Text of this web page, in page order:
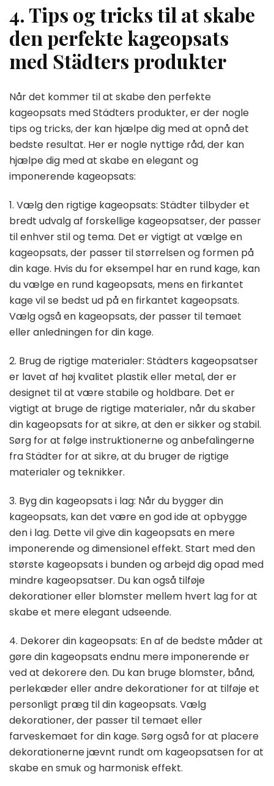
4. Tips og tricks til at skabe
den perfekte kageopsats
med Städters produkter
Når det kommer til at skabe den perfekte
kageopsats med Städters produkter, er der nogle
tips og tricks, der kan hjælpe dig med at opnå det
bedste resultat. Her er nogle nyttige råd, der kan
hjælpe dig med at skabe en elegant og
imponerende kageopsats:
1. Vælg den rigtige kageopsats: Städter tilbyder et
bredt udvalg af forskellige kageopsatser, der passer
til enhver stil og tema. Det er vigtigt at vælge en
kageopsats, der passer til størrelsen og formen på
din kage. Hvis du for eksempel har en rund kage, kan
du vælge en rund kageopsats, mens en firkantet
kage vil se bedst ud på en firkantet kageopsats.
Vælg også en kageopsats, der passer til temaet
eller anledningen for din kage.
2. Brug de rigtige materialer: Städters kageopsatser
er lavet af høj kvalitet plastik eller metal, der er
designet til at være stabile og holdbare. Det er
vigtigt at bruge de rigtige materialer, når du skaber
din kageopsats for at sikre, at den er sikker og stabil.
Sørg for at følge instruktionerne og anbefalingerne
fra Städter for at sikre, at du bruger de rigtige
materialer og teknikker.
3. Byg din kageopsats i lag: Når du bygger din
kageopsats, kan det være en god ide at opbygge
den i lag. Dette vil give din kageopsats en mere
imponerende og dimensionel effekt. Start med den
største kageopsats i bunden og arbejd dig opad med
mindre kageopsatser. Du kan også tilføje
dekorationer eller blomster mellem hvert lag for at
skabe et mere elegant udseende.
4. Dekorer din kageopsats: En af de bedste måder at
gøre din kageopsats endnu mere imponerende er
ved at dekorere den. Du kan bruge blomster, bånd,
perlekæder eller andre dekorationer for at tilføje et
personligt præg til din kageopsats. Vælg
dekorationer, der passer til temaet eller
farveskemaet for din kage. Sørg også for at placere
dekorationerne jævnt rundt om kageopsatsen for at
skabe en smuk og harmonisk effekt.